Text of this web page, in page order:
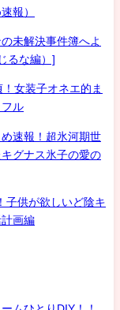
報）
未解決事件簿へよ
るな編）]
女装子オネエ的ま
ル
速報！超氷河期世
グナス氷子の愛の
子供が欲しいど陰キ
画編